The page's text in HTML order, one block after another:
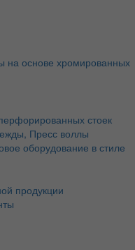
на основе хромированных
стоек
Пресс воллы
оборудование в стиле
продукции